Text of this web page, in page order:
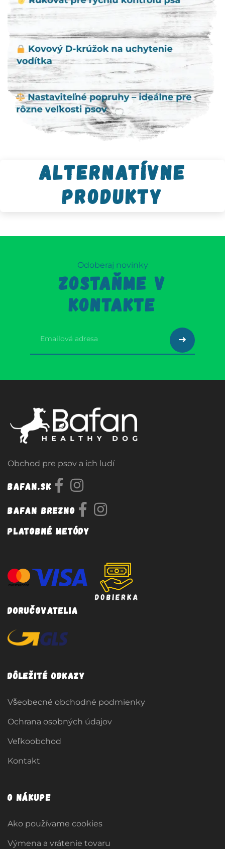
Alternatívne
produkty
Odoberaj novinky
ZOSTAŇME V
KONTAKTE
Obchod pre psov a ich ludí
Bafan.sk
Bafan Brezno
Platobné metódy
Doručovatelia
Dôležité odkazy
Všeobecné obchodné podmienky
Ochrana osobných údajov
Veľkoobchod
Kontakt
O nákupe
Ako používame cookies
Výmena a vrátenie tovaru